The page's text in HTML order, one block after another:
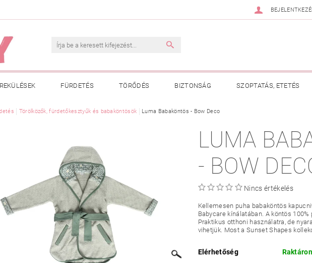
FÜRDETÉS TÖRŐDÉS BIZTONSÁG SZOPTATÁS, ETETÉS
VÁSÁRLÁSI FELTÉTELEK ADATKEZELÉSI TÁJÉKOZTATÓ
MEGFELELŐ MÉRET MEGÁLLAPÍTÁSA HASZNOS TANÁCSOK
Törölközők, fürdetőkesztyűk és babaköntösök Luma Babaköntös - Bow Deco
LUMA
- BOW
Nincs értékelés
Kellemesen puha babaköntös
Babycare kínálatában. A köntös
Praktikus otthoni használatra, de
vihetjük. Most a Sunset Shapes
Elérhetőség Raktáron